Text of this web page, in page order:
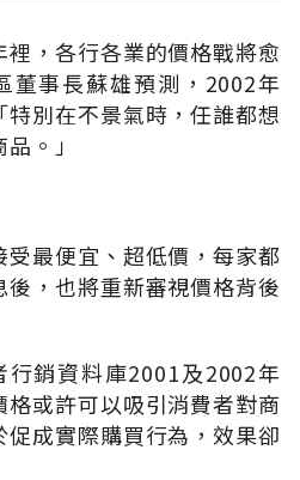
，各行各業的價格戰將愈
董事長蘇雄預測，2002年
別在不景氣時，任誰都想
。」
最便宜、超低價，每家都
，也將重新審視價格背後
行銷資料庫2001及2002年
或許可以吸引消費者對商
成實際購買行為，效果卻